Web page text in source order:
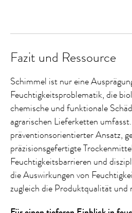
Fazit und Ressource
Schimmel ist nur eine
Feuchtigkeitsproblematik, die
chemische und funktionale
agrarischen Lieferketten
präventionsorientierter Ansatz,
präzisionsgefertigte
Feuchtigkeitsbarrieren und
die Auswirkungen von
zugleich die Produktqualität und